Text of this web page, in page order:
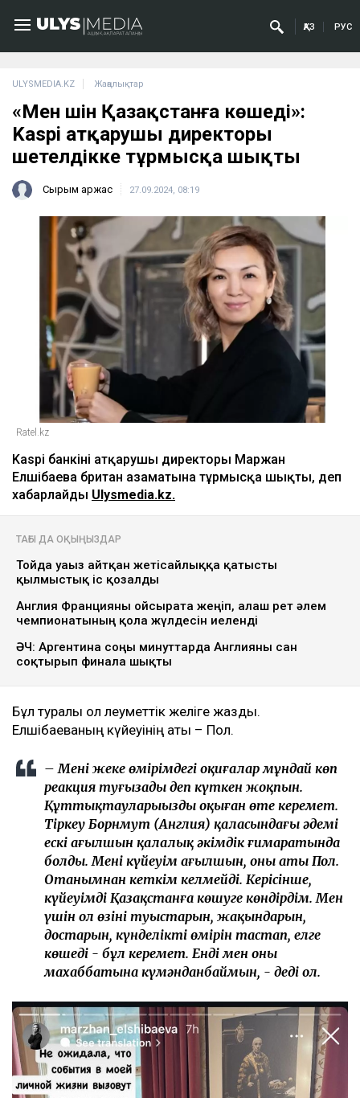
ҚАЗ РУС
ULYSMEDIA.KZ Жаңалықтар
«Мен үшін Қазақстанға көшеді»:
Kaspi атқарушы директоры
шетелдікке тұрмысқа шықты
Сырым Қаржас 27.09.2024, 08:19
Ratel.kz
Kaspi банкінің атқарушы директоры Маржан
Елшібаева британ азаматына тұрмысқа шықты, деп
хабарлайды Ulysmedia.kz.
ТАҒЫ ДА ОҚЫҢЫЗДАР
Тойда уағыз айтқан жетісайлыққа қатысты
қылмыстық іс қозғалды
Англия Францияны ойсырата жеңіп, алғаш рет әлем
чемпионатының қола жүлдесін иеленді
ӘЧ: Аргентина соңғы минуттарда Англияны сан
соқтырып финалға шықты
Бұл туралы ол әлеуметтік желіге жазды.
Елшібаеваның күйеуінің аты – Пол.
– Менің жеке өмірімдегі оқиғалар мұндай көп
реакция туғызады деп күткен жоқпын.
Құттықтауларыңызды оқыған өте керемет.
Тіркеу Борнмут (Англия) қаласындағы әдемі
ескі ағылшын қалалық әкімдік ғимаратында
болды. Менің күйеуім ағылшын, оның аты Пол.
Отанымнан кеткім келмейді. Керісінше,
күйеуімді Қазақстанға көшуге көндірдім. Мен
үшін ол өзінің туыстарын, жақындарын,
достарын, күнделікті өмірін тастап, елге
көшеді - бұл керемет. Енді мен оның
махаббатына күмәнданбаймын, - деді ол.